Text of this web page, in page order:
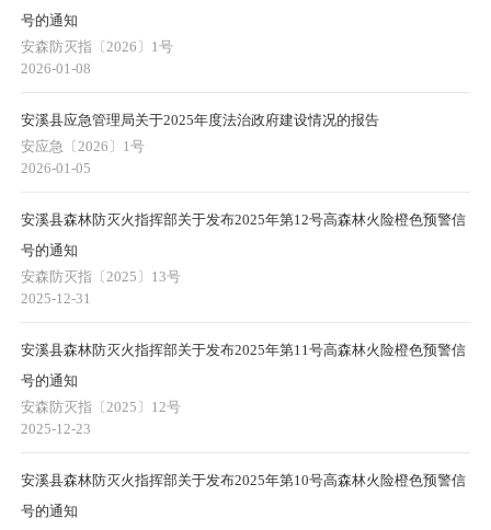
号的通知
安森防灭指〔2026〕1号
2026-01-08
安溪县应急管理局关于2025年度法治政府建设情况的报告
安应急〔2026〕1号
2026-01-05
安溪县森林防灭火指挥部关于发布2025年第12号高森林火险橙色预警信
号的通知
安森防灭指〔2025〕13号
2025-12-31
安溪县森林防灭火指挥部关于发布2025年第11号高森林火险橙色预警信
号的通知
安森防灭指〔2025〕12号
2025-12-23
安溪县森林防灭火指挥部关于发布2025年第10号高森林火险橙色预警信
号的通知